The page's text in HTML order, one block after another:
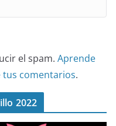
el spam. Aprende
tus comentarios.
2022